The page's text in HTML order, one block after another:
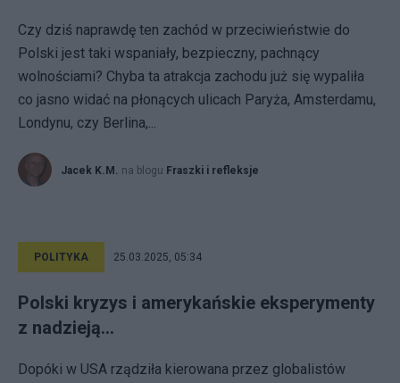
Czy dziś naprawdę ten zachód w przeciwieństwie do
Polski jest taki wspaniały, bezpieczny, pachnący
wolnościami? Chyba ta atrakcja zachodu już się wypaliła
co jasno widać na płonących ulicach Paryża, Amsterdamu,
Londynu, czy Berlina,...
Jacek K.M. na blogu Fraszki i refleksje
POLITYKA 25.03.2025, 05:34
Polski kryzys i amerykańskie eksperymenty
z nadzieją…
Dopóki w USA rządziła kierowana przez globalistów